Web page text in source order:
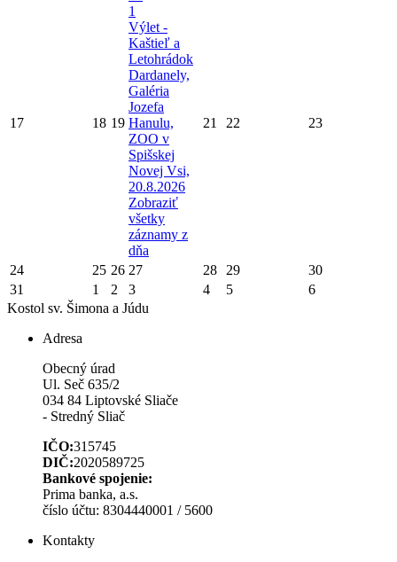
17 18 19
1
Výlet -
Kaštieľ a
Letohrádok
Dardanely,
Galéria
Jozefa
Hanulu,
ZOO v
Spišskej
Novej Vsi,
20.8.2026
Zobraziť
všetky
záznamy z
dňa
21 22 23
24 25 26 27 28 29
30
31
1 2 3 4 5
6
Kostol sv. Šimona a Júdu
Adresa
Obecný úrad
Ul. Seč 635/2
034 84 Liptovské Sliače
- Stredný Sliač
IČO:315745
DIČ:2020589725
Bankové spojenie:
Prima banka, a.s.
číslo účtu: 8304440001 / 5600
Kontakty